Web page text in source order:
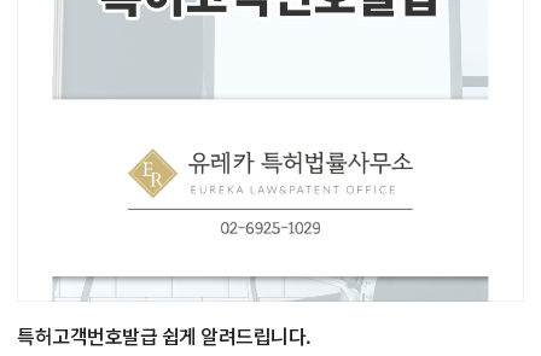
특허고객번호발급 쉽게 알려드립니다.